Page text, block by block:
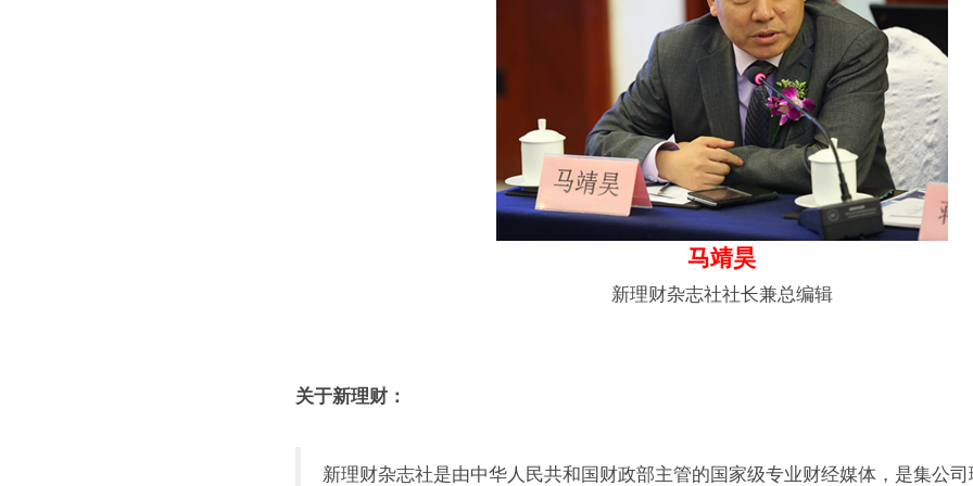
马靖昊
新理财杂志社社长兼总编辑
关于新理财：
新理财杂志社是由中华人民共和国财政部主管的国家级专业财经媒体，是集公